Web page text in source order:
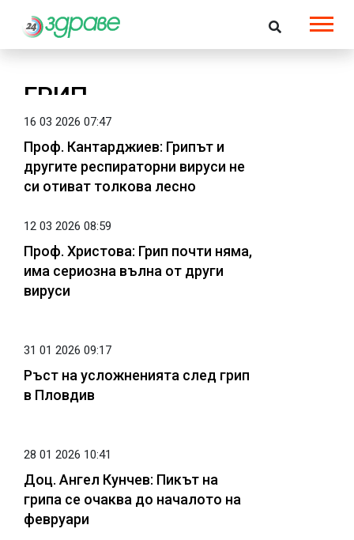
ГРИП
16 03 2026 07:47
Проф. Кантарджиев: Грипът и
другите респираторни вируси не
си отиват толкова лесно
12 03 2026 08:59
Проф. Христова: Грип почти няма,
има сериозна вълна от други
вируси
31 01 2026 09:17
Ръст на усложненията след грип
в Пловдив
28 01 2026 10:41
Доц. Ангел Кунчев: Пикът на
грипа се очаква до началото на
февруари